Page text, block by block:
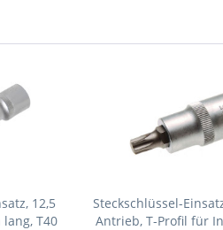
12,5
lang, T40
Steckschlüssel-
Antrieb, T-Profil für